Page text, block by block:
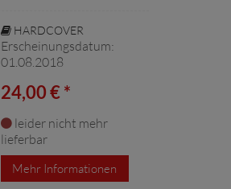
HARDCOVER
Erscheinungsdatum:
01.08.2018
24,00 € *
leider nicht mehr
lieferbar
Mehr Informationen